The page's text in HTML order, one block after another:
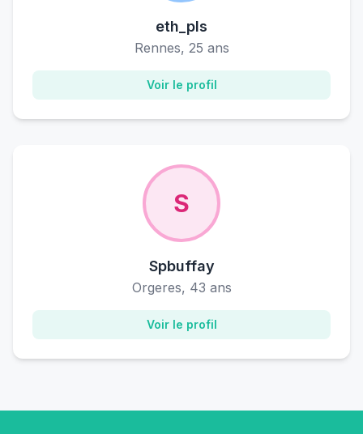
eth_pls
Rennes, 25 ans
Voir le profil
S
Spbuffay
Orgeres, 43 ans
Voir le profil